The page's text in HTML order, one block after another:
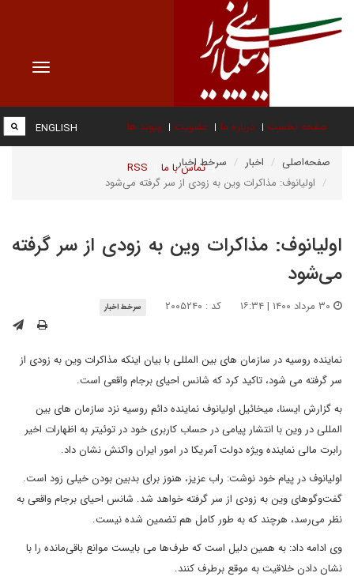
Toggle
صفحه نخست درباره ما عضویت پیوند ها
تماس با ما RSS
ENGLISH
صفحه‌اصلی اخبار
سرخط اخبار
اولیانوف: مذاکرات وین به زودی از سر گرفته می‌شود
اولیانوف: مذاکرات وین به زودی از سر گرفته
می‌شود
کد : ۲۰۰۵۲۴۰ سرخط اخبار
نماینده روسیه در سازمان های بین المللی با بیان اینکه مذاکرات وین به زودی از
سر گرفته می شود، تاکید کرد که شانس احیای برجام واقعی است.
به گزارش ایسنا، میخائیل اولیانوف نماینده دائم روسیه نزد سازمان های بین
المللی در وین با انتشار پیامی در حساب کاربری خود در توئیتر به اظهارات اخیر
رابرت مالی نماینده ویژه دولت آمریکا در امور ایران واکنش نشان داد.
اولیانوف در پیام خود نوشت: راب عزیز، هنوز برای بدبین بودن خیلی زود است.
گفت‌وگوهای وین به زودی از سر گرفته خواهد شد. شانس احیای برجام واقعی به
نظر می‌رسد، هرچند که به طور کامل هم تضمین شده نیست.
وی ادامه داد: به همین دلیل است که طرف‌ها می بایست موانع باقی‌مانده را با
نشان دادن خلاقیت به موقع برطرف کنند.